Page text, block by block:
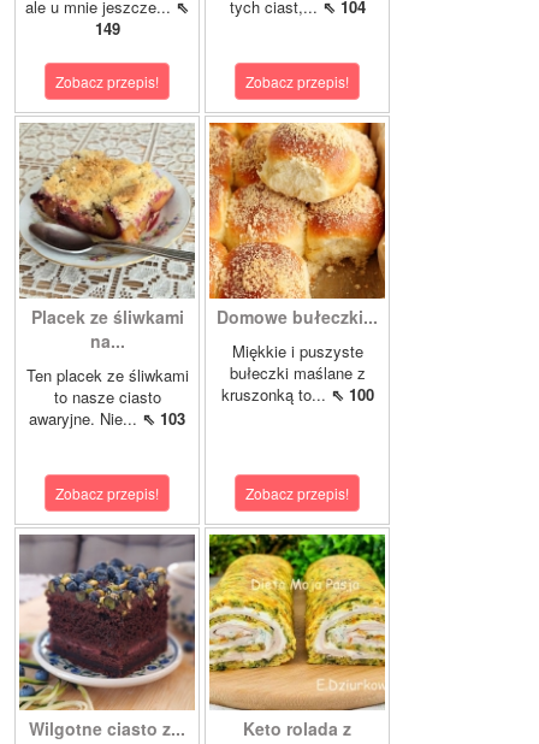
ale u mnie jeszcze... ⇖
149
Zobacz przepis!
tych ciast,... ⇖ 104
Zobacz przepis!
Placek ze śliwkami
na...
Ten placek ze śliwkami
to nasze ciasto
awaryjne. Nie... ⇖ 103
Zobacz przepis!
Domowe bułeczki...
Miękkie i puszyste
bułeczki maślane z
kruszonką to... ⇖ 100
Zobacz przepis!
Wilgotne ciasto z...
Keto rolada z